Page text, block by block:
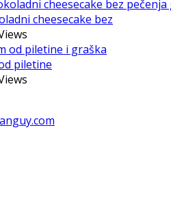
cheesecake bez
piletine